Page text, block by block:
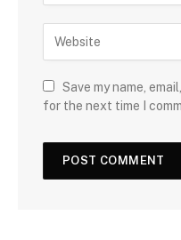
Save my name,
for the next time I